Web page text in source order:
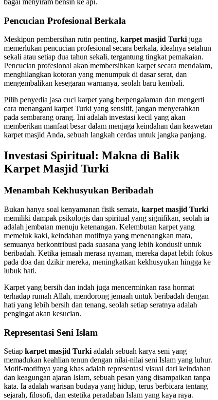
bagai menyiram bensin ke api.
Pencucian Profesional Berkala
Meskipun pembersihan rutin penting, karpet masjid Turkijuga
memerlukan pencucian profesional secara berkala, idealnya setahun
sekali atau setiap dua tahun sekali, tergantung tingkat pemakaian.
Pencucian profesional akan membersihkan karpet secara mendalam,
menghilangkan kotoran yang menumpuk di dasar serat, dan
mengembalikan kesegaran warnanya, seolah baru kembali.
Pilih penyedia jasa cuci karpet yang berpengalaman dan mengerti
cara menangani karpet Turki yang sensitif, jangan menyerahkan
pada sembarang orang. Ini adalah investasi kecil yang akan
memberikan manfaat besar dalam menjaga keindahan dan keawetan
karpet masjid Anda, sebuah langkah cerdas untuk jangka panjang.
Investasi Spiritual: Makna di Balik
Karpet Masjid Turki
Menambah Kekhusyukan Beribadah
Bukan hanya soal kenyamanan fisik semata, karpet masjid Turki
memiliki dampak psikologis dan spiritual yang signifikan, seolah ia
adalah jembatan menuju ketenangan. Kelembutan karpet yang
memeluk kaki, keindahan motifnya yang menenangkan mata,
semuanya berkontribusi pada suasana yang lebih kondusif untuk
beribadah. Ketika jemaah merasa nyaman, mereka dapat lebih fokus
pada doa dan dzikir mereka, meningkatkan kekhusyukan hingga ke
lubuk hati.
Karpet yang bersih dan indah juga mencerminkan rasa hormat
terhadap rumah Allah, mendorong jemaah untuk beribadah dengan
hati yang lebih bersih dan tenang, seolah setiap seratnya adalah
pengingat akan kesucian.
Representasi Seni Islam
Setiap karpet masjid Turkiadalah sebuah karya seni yang
memadukan keahlian tenun dengan nilai-nilai seni Islam yang luhur.
Motif-motifnya yang khas adalah representasi visual dari keindahan
dan keagungan ajaran Islam, sebuah pesan yang disampaikan tanpa
kata. Ia adalah warisan budaya yang hidup, terus berbicara tentang
sejarah, filosofi, dan estetika peradaban Islam yang kaya raya.